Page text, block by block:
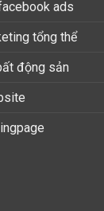
ads
tổng thể
động sản